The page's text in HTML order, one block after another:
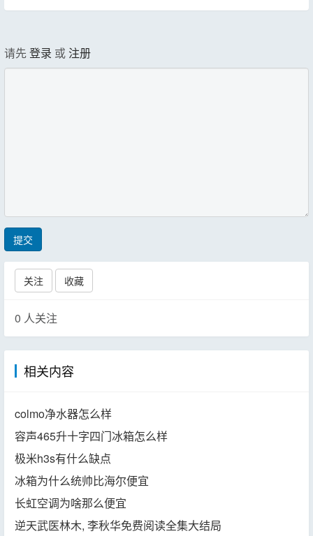
请先登录 或 注册
提交
关注 收藏
0 人关注
相关内容
colmo净水器怎么样
容声465升十字四门冰箱怎么样
极米h3s有什么缺点
冰箱为什么统帅比海尔便宜
长虹空调为啥那么便宜
逆天武医林木, 李秋华免费阅读全集大结局